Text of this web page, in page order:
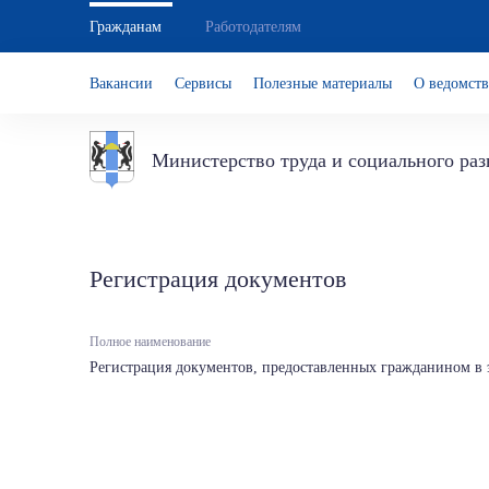
Гражданам Работодателям
Вакансии Сервисы Полезные материалы О
Министерство труда и социального
Регистрация документов
Полное наименование
Регистрация документов, предоставленных гражданином в